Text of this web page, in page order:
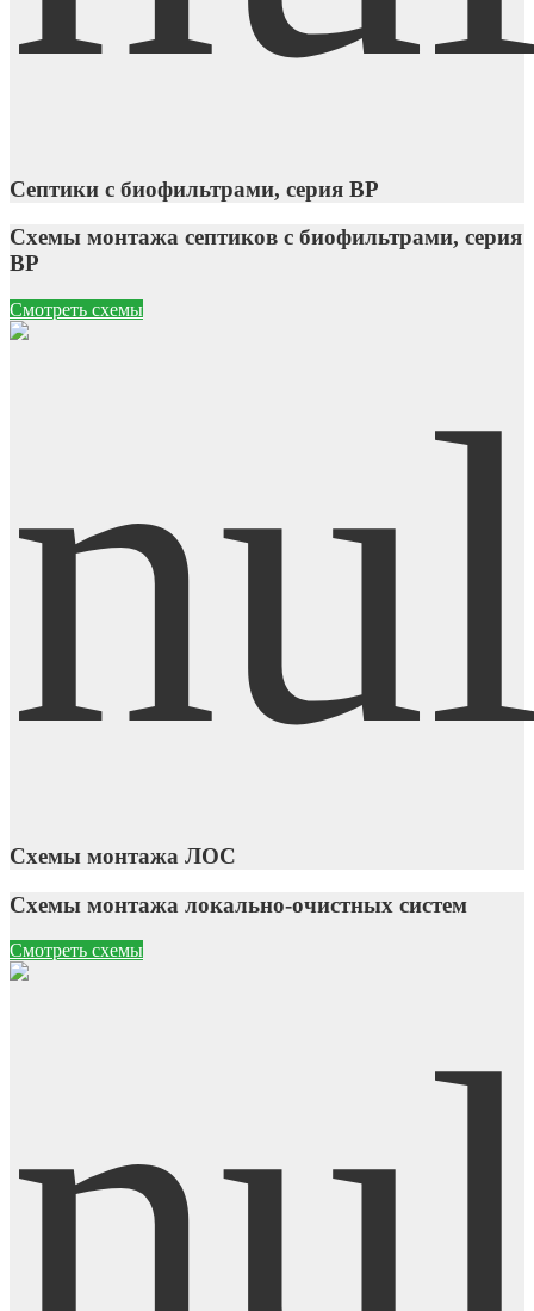
Септики с биофильтрами, серия ВP
Схемы монтажа септиков с биофильтрами, серия
ВP
Смотреть схемы
Схемы монтажа ЛОС
Схемы монтажа локально-очистных систем
Смотреть схемы